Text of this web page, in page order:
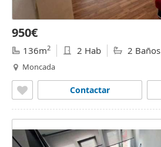
950€
136m2 2 Hab 2 Baños
Moncada
Contactar